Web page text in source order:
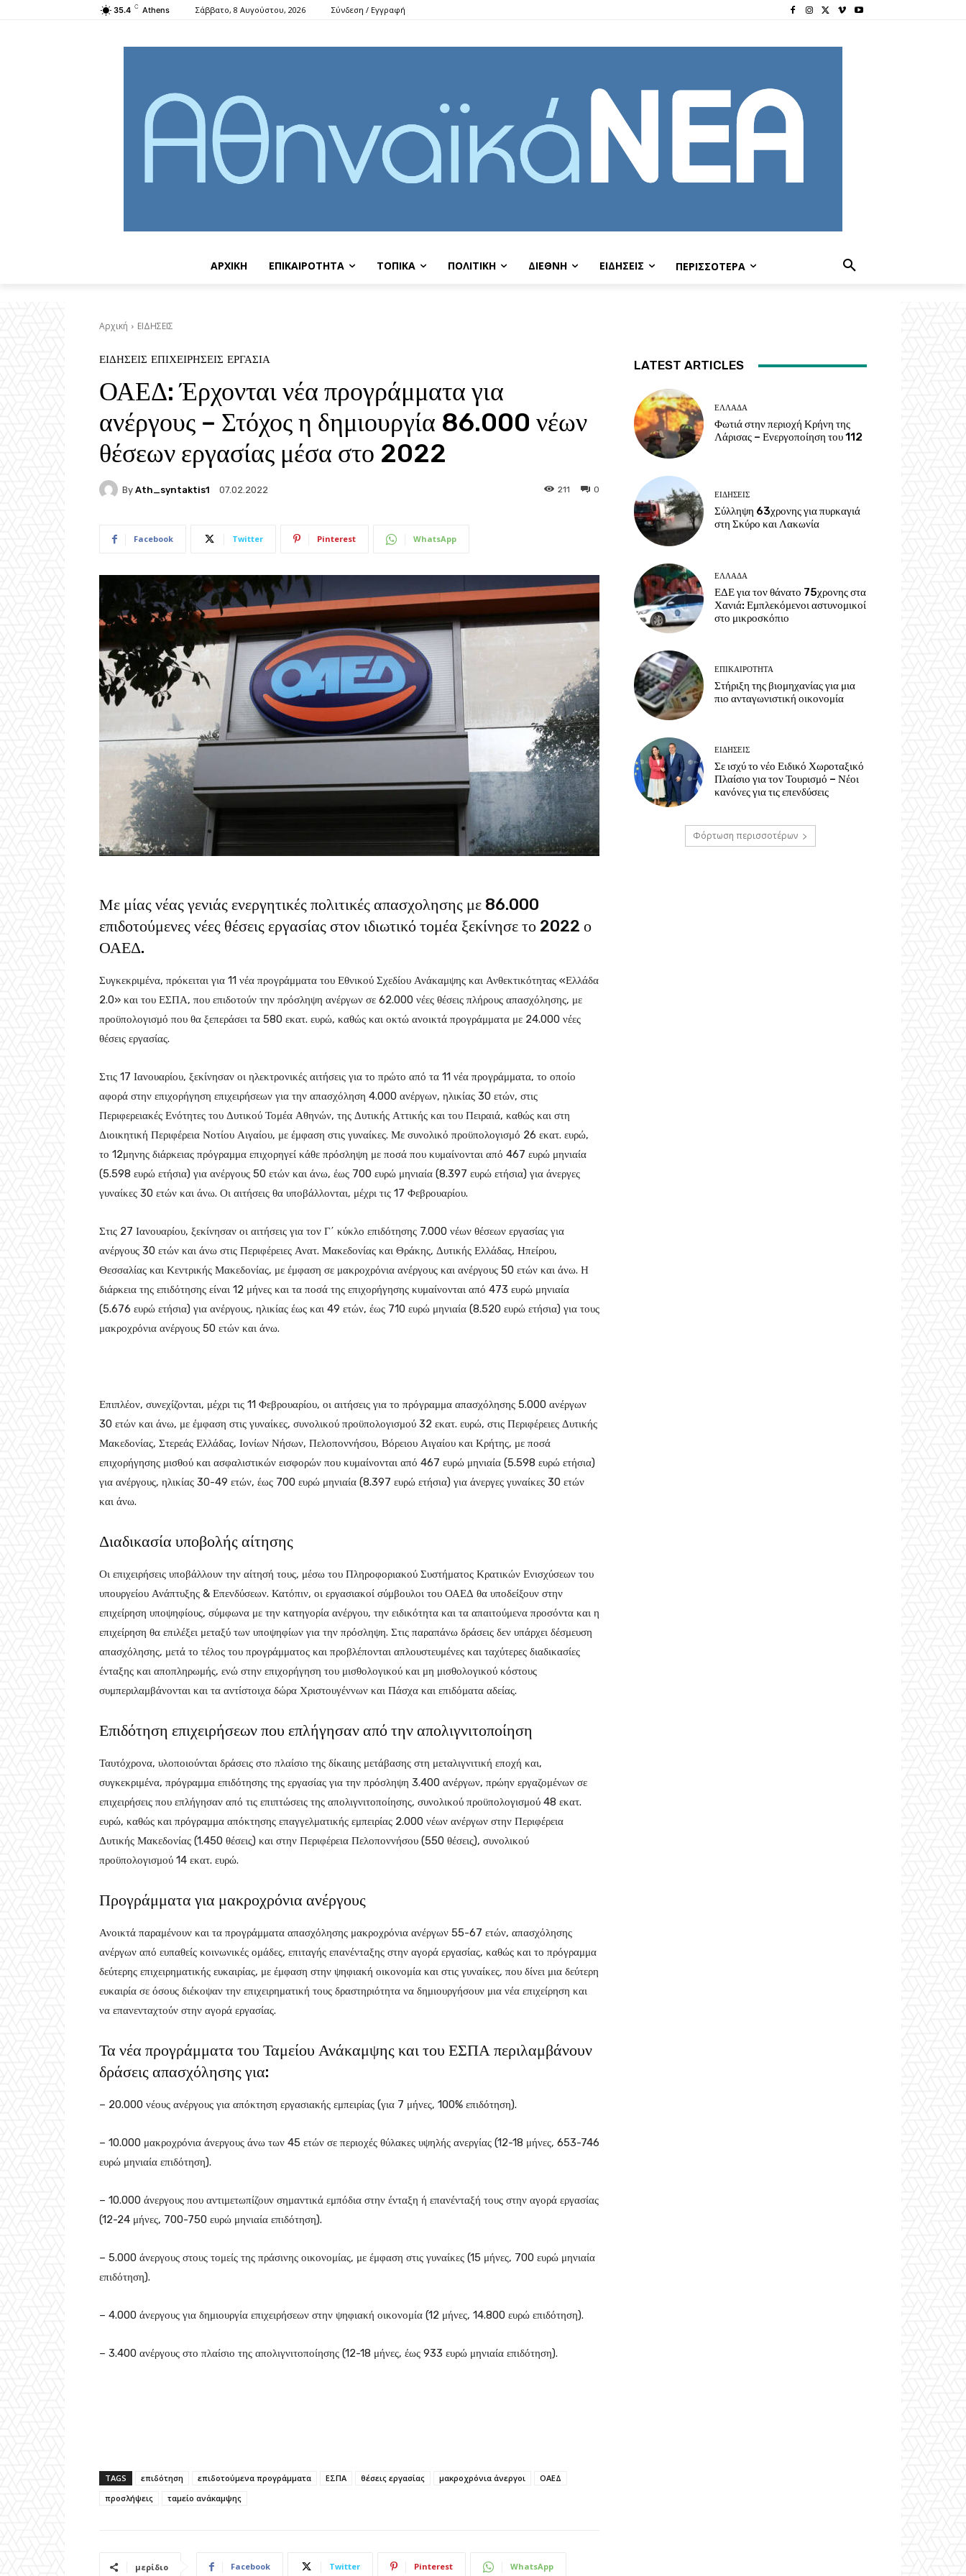
35.4 C Athens Σάββατο, 8 Αυγούστου, 2026 Σύνδεση / Εγγραφή
ΑΡΧΙΚΗ ΕΠΙΚΑΙΡΟΤΗΤΑ ΤΟΠΙΚΑ ΠΟΛΙΤΙΚΗ ΔΙΕΘΝΗ EIΔΗΣΕΙΣ ΠΕΡΙΣΣΟΤΕΡΑ
Αρχική ΕΙΔΗΣΕΙΣ
ΕΙΔΗΣΕΙΣ ΕΠΙΧΕΙΡΗΣΕΙΣ ΕΡΓΑΣΙΑ
ΟΑΕΔ: Έρχονται νέα προγράμματα για
ανέργους – Στόχος η δημιουργία 86.000 νέων
θέσεων εργασίας μέσα στο 2022
By Ath_syntaktis1 07.02.2022 0
211
Facebook Twitter Pinterest WhatsApp
Με μίας νέας γενιάς ενεργητικές πολιτικές απασχολησης με 86.000
επιδοτούμενες νέες θέσεις εργασίας στον ιδιωτικό τομέα ξεκίνησε το 2022 ο
ΟΑΕΔ.
Συγκεκριμένα, πρόκειται για 11 νέα προγράμματα του Εθνικού Σχεδίου Ανάκαμψης και Ανθεκτικότητας «Ελλάδα
2.0» και του ΕΣΠΑ, που επιδοτούν την πρόσληψη ανέργων σε 62.000 νέες θέσεις πλήρους απασχόλησης, με
προϋπολογισμό που θα ξεπεράσει τα 580 εκατ. ευρώ, καθώς και οκτώ ανοικτά προγράμματα με 24.000 νέες
θέσεις εργασίας.
Στις 17 Ιανουαρίου, ξεκίνησαν οι ηλεκτρονικές αιτήσεις για το πρώτο από τα 11 νέα προγράμματα, το οποίο
αφορά στην επιχορήγηση επιχειρήσεων για την απασχόληση 4.000 ανέργων, ηλικίας 30 ετών, στις
Περιφερειακές Ενότητες του Δυτικού Τομέα Αθηνών, της Δυτικής Αττικής και του Πειραιά, καθώς και στη
Διοικητική Περιφέρεια Νοτίου Αιγαίου, με έμφαση στις γυναίκες. Με συνολικό προϋπολογισμό 26 εκατ. ευρώ,
το 12μηνης διάρκειας πρόγραμμα επιχορηγεί κάθε πρόσληψη με ποσά που κυμαίνονται από 467 ευρώ μηνιαία
(5.598 ευρώ ετήσια) για ανέργους 50 ετών και άνω, έως 700 ευρώ μηνιαία (8.397 ευρώ ετήσια) για άνεργες
γυναίκες 30 ετών και άνω. Οι αιτήσεις θα υποβάλλονται, μέχρι τις 17 Φεβρουαρίου.
Στις 27 Ιανουαρίου, ξεκίνησαν οι αιτήσεις για τον Γ΄ κύκλο επιδότησης 7.000 νέων θέσεων εργασίας για
ανέργους 30 ετών και άνω στις Περιφέρειες Ανατ. Μακεδονίας και Θράκης, Δυτικής Ελλάδας, Ηπείρου,
Θεσσαλίας και Κεντρικής Μακεδονίας, με έμφαση σε μακροχρόνια ανέργους και ανέργους 50 ετών και άνω. Η
διάρκεια της επιδότησης είναι 12 μήνες και τα ποσά της επιχορήγησης κυμαίνονται από 473 ευρώ μηνιαία
(5.676 ευρώ ετήσια) για ανέργους, ηλικίας έως και 49 ετών, έως 710 ευρώ μηνιαία (8.520 ευρώ ετήσια) για τους
μακροχρόνια ανέργους 50 ετών και άνω.
Επιπλέον, συνεχίζονται, μέχρι τις 11 Φεβρουαρίου, οι αιτήσεις για το πρόγραμμα απασχόλησης 5.000 ανέργων
30 ετών και άνω, με έμφαση στις γυναίκες, συνολικού προϋπολογισμού 32 εκατ. ευρώ, στις Περιφέρειες Δυτικής
Μακεδονίας, Στερεάς Ελλάδας, Ιονίων Νήσων, Πελοποννήσου, Βόρειου Αιγαίου και Κρήτης, με ποσά
επιχορήγησης μισθού και ασφαλιστικών εισφορών που κυμαίνονται από 467 ευρώ μηνιαία (5.598 ευρώ ετήσια)
για ανέργους, ηλικίας 30-49 ετών, έως 700 ευρώ μηνιαία (8.397 ευρώ ετήσια) για άνεργες γυναίκες 30 ετών
και άνω.
Διαδικασία υποβολής αίτησης
Οι επιχειρήσεις υποβάλλουν την αίτησή τους, μέσω του Πληροφοριακού Συστήματος Κρατικών Ενισχύσεων του
υπουργείου Ανάπτυξης & Επενδύσεων. Κατόπιν, οι εργασιακοί σύμβουλοι του ΟΑΕΔ θα υποδείξουν στην
επιχείρηση υποψηφίους, σύμφωνα με την κατηγορία ανέργου, την ειδικότητα και τα απαιτούμενα προσόντα και η
επιχείρηση θα επιλέξει μεταξύ των υποψηφίων για την πρόσληψη. Στις παραπάνω δράσεις δεν υπάρχει δέσμευση
απασχόλησης, μετά το τέλος του προγράμματος και προβλέπονται απλουστευμένες και ταχύτερες διαδικασίες
ένταξης και αποπληρωμής, ενώ στην επιχορήγηση του μισθολογικού και μη μισθολογικού κόστους
συμπεριλαμβάνονται και τα αντίστοιχα δώρα Χριστουγέννων και Πάσχα και επιδόματα αδείας.
Επιδότηση επιχειρήσεων που επλήγησαν από την απολιγνιτοποίηση
Ταυτόχρονα, υλοποιούνται δράσεις στο πλαίσιο της δίκαιης μετάβασης στη μεταλιγνιτική εποχή και,
συγκεκριμένα, πρόγραμμα επιδότησης της εργασίας για την πρόσληψη 3.400 ανέργων, πρώην εργαζομένων σε
επιχειρήσεις που επλήγησαν από τις επιπτώσεις της απολιγνιτοποίησης, συνολικού προϋπολογισμού 48 εκατ.
ευρώ, καθώς και πρόγραμμα απόκτησης επαγγελματικής εμπειρίας 2.000 νέων ανέργων στην Περιφέρεια
Δυτικής Μακεδονίας (1.450 θέσεις) και στην Περιφέρεια Πελοποννήσου (550 θέσεις), συνολικού
προϋπολογισμού 14 εκατ. ευρώ.
Προγράμματα για μακροχρόνια ανέργους
Ανοικτά παραμένουν και τα προγράμματα απασχόλησης μακροχρόνια ανέργων 55-67 ετών, απασχόλησης
ανέργων από ευπαθείς κοινωνικές ομάδες, επιταγής επανένταξης στην αγορά εργασίας, καθώς και το πρόγραμμα
δεύτερης επιχειρηματικής ευκαιρίας, με έμφαση στην ψηφιακή οικονομία και στις γυναίκες, που δίνει μια δεύτερη
ευκαιρία σε όσους διέκοψαν την επιχειρηματική τους δραστηριότητα να δημιουργήσουν μια νέα επιχείρηση και
να επανενταχτούν στην αγορά εργασίας.
Τα νέα προγράμματα του Ταμείου Ανάκαμψης και του ΕΣΠΑ περιλαμβάνουν
δράσεις απασχόλησης για:
– 20.000 νέους ανέργους για απόκτηση εργασιακής εμπειρίας (για 7 μήνες, 100% επιδότηση).
– 10.000 μακροχρόνια άνεργους άνω των 45 ετών σε περιοχές θύλακες υψηλής ανεργίας (12-18 μήνες, 653-746
ευρώ μηνιαία επιδότηση).
– 10.000 άνεργους που αντιμετωπίζουν σημαντικά εμπόδια στην ένταξη ή επανένταξή τους στην αγορά εργασίας
(12-24 μήνες, 700-750 ευρώ μηνιαία επιδότηση).
– 5.000 άνεργους στους τομείς της πράσινης οικονομίας, με έμφαση στις γυναίκες (15 μήνες, 700 ευρώ μηνιαία
επιδότηση).
– 4.000 άνεργους για δημιουργία επιχειρήσεων στην ψηφιακή οικονομία (12 μήνες, 14.800 ευρώ επιδότηση).
– 3.400 ανέργους στο πλαίσιο της απολιγνιτοποίησης (12-18 μήνες, έως 933 ευρώ μηνιαία επιδότηση).
TAGS επιδότηση επιδοτούμενα προγράμματα ΕΣΠΑ θέσεις εργασίας μακροχρόνια άνεργοι
ΟΑΕΔ
προσλήψεις
ταμείο ανάκαμψης
μερίδιο Facebook Twitter Pinterest WhatsApp
LATEST ARTICLES
ΕΛΛΑΔΑ
Φωτιά στην περιοχή Κρήνη της
Λάρισας – Ενεργοποίηση του 112
ΕΙΔΗΣΕΙΣ
Σύλληψη 63χρονης για πυρκαγιά
στη Σκύρο και Λακωνία
ΕΛΛΑΔΑ
ΕΔΕ για τον θάνατο 75χρονης στα
Χανιά: Εμπλεκόμενοι αστυνομικοί
στο μικροσκόπιο
ΕΠΙΚΑΙΡΟΤΗΤΑ
Στήριξη της βιομηχανίας για μια
πιο ανταγωνιστική οικονομία
ΕΙΔΗΣΕΙΣ
Σε ισχύ το νέο Ειδικό Χωροταξικό
Πλαίσιο για τον Τουρισμό – Νέοι
κανόνες για τις επενδύσεις
Φόρτωση περισσοτέρων